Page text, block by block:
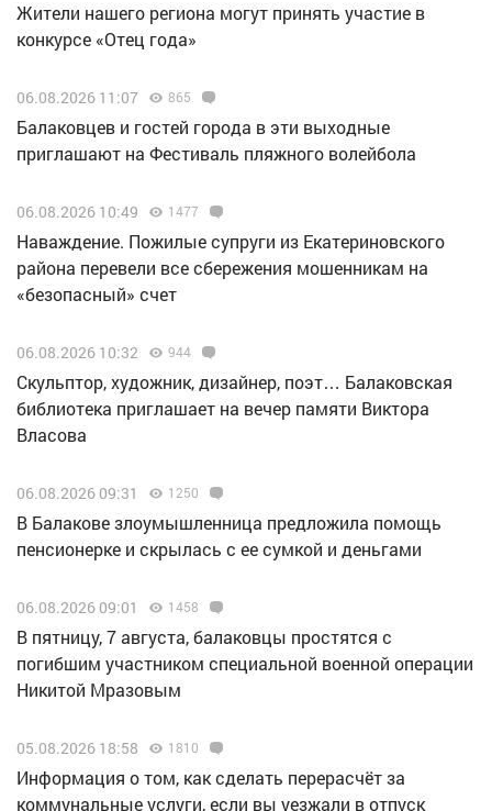
Жители нашего региона могут принять участие в
конкурсе «Отец года»
06.08.2026 11:07 865
Балаковцев и гостей города в эти выходные
приглашают на Фестиваль пляжного волейбола
06.08.2026 10:49 1477
Наваждение. Пожилые супруги из Екатериновского
района перевели все сбережения мошенникам на
«безопасный» счет
06.08.2026 10:32 944
Скульптор, художник, дизайнер, поэт… Балаковская
библиотека приглашает на вечер памяти Виктора
Власова
06.08.2026 09:31 1250
В Балакове злоумышленница предложила помощь
пенсионерке и скрылась с ее сумкой и деньгами
06.08.2026 09:01 1458
В пятницу, 7 августа, балаковцы простятся с
погибшим участником специальной военной операции
Никитой Мразовым
05.08.2026 18:58 1810
Информация о том, как сделать перерасчёт за
коммунальные услуги, если вы уезжали в отпуск